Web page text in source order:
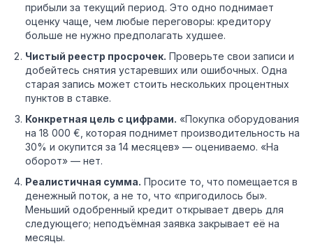
прибыли за текущий период. Это одно поднимает
оценку чаще, чем любые переговоры: кредитору
больше не нужно предполагать худшее.
Чистый реестр просрочек. Проверьте свои записи и
добейтесь снятия устаревших или ошибочных. Одна
старая запись может стоить нескольких процентных
пунктов в ставке.
Конкретная цель с цифрами. «Покупка оборудования
на 18 000 €, которая поднимет производительность на
30% и окупится за 14 месяцев» — оцениваемо. «На
оборот» — нет.
Реалистичная сумма. Просите то, что помещается в
денежный поток, а не то, что «пригодилось бы».
Меньший одобренный кредит открывает дверь для
следующего; неподъёмная заявка закрывает её на
месяцы.